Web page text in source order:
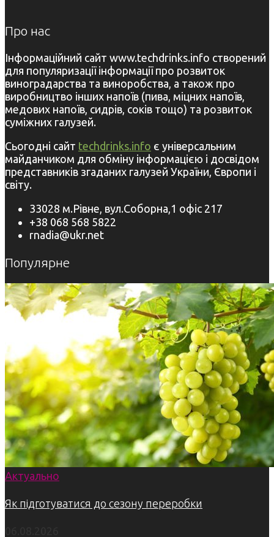
Про нас
Інформаційний сайт www.techdrinks.info створений
для популяризації інформації про розвиток
виноградарства та виноробства, а також про
виробництво інших напоїв (пива, міцних напоїв,
медових напоїв, сидрів, соків тощо) та розвиток
суміжних галузей.
Сьогодні сайт techdrinks.info є універсальним
майданчиком для обміну інформацією і досвідом
представників згаданих галузей України, Європи і
світу.
33028 м.Рівне, вул.Соборна,1 офіс 217
+38 068 568 5822
rnadia@ukr.net
Популярне
Актуально
Як підготуватися до сезону переробки